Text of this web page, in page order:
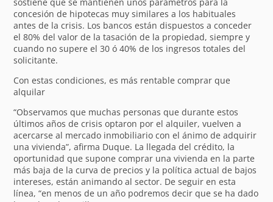
concesión de hipotecas muy similares a los habituales
antes de la crisis. Los bancos están dispuestos a conceder
el 80% del valor de la tasación de la propiedad, siempre y
cuando no supere el 30 ó 40% de los ingresos totales del
solicitante.
Con estas condiciones, es más rentable comprar que
alquilar
“Observamos que muchas personas que durante estos
últimos años de crisis optaron por el alquiler, vuelven a
acercarse al mercado inmobiliario con el ánimo de adquirir
una vivienda”, afirma Duque. La llegada del crédito, la
oportunidad que supone comprar una vivienda en la parte
más baja de la curva de precios y la política actual de bajos
intereses, están animando al sector. De seguir en esta
línea, “en menos de un año podremos decir que se ha dado